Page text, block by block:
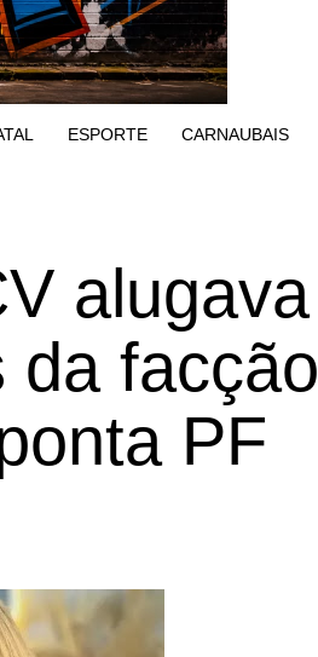
ESPORTE CARNAUBAIS
alugava
da facção
PF